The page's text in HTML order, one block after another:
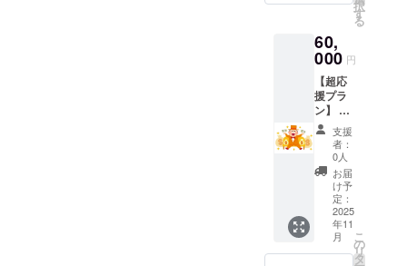
DM、電
号、等
なんで
もOK
悪い等
備考欄
に繋が
りやす
い連絡
先を記
載して
くださ
い！
例:LINE
、メー
ル、
DM、電
話番
号、等
内容は
公序良
俗に反
しない
範囲で
調整さ
せてい
ただき
ます。
備考欄
に繋が
りやす
い連絡
先を記
載して
くださ
でも名
丸投げ
でも
OK！ ス
トー
リーや
流れは
こちら
で作成
するの
で 声と
名前を
吹き込
んでく
ださ
い！ 備
考欄に
択
す
る
60,
000 円
【超応
援プラ
ン】 エ
ンディ
ング
ロール
に「金
文字で
大きめ
に名前
掲載」
こちら
のプラ
支援
者：
0人
お届
け予
定：
2025
年11
月
こ
の
リ
タ